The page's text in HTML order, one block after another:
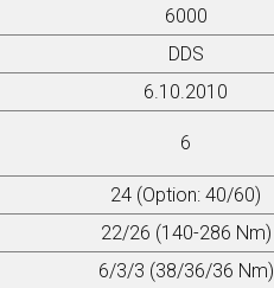
6000
DDS
6.10.2010
6
24 (Option: 40/60)
22/26 (140-286 Nm)
6/3/3 (38/36/36 Nm)